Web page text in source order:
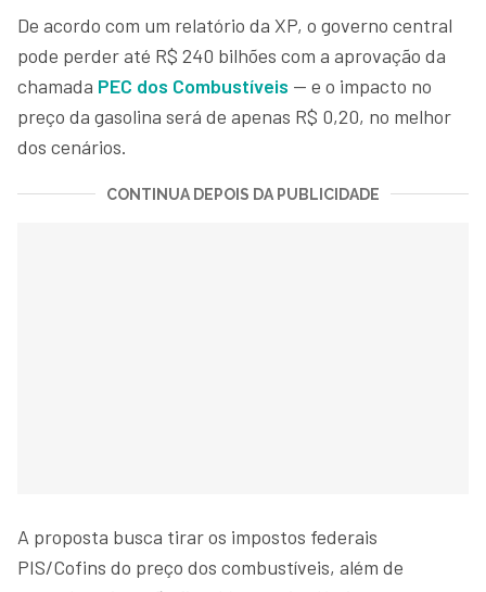
De acordo com um relatório da XP, o governo central
pode perder até R$ 240 bilhões com a aprovação da
chamada PEC dos Combustíveis — e o impacto no
preço da gasolina será de apenas R$ 0,20, no melhor
dos cenários.
CONTINUA DEPOIS DA PUBLICIDADE
A proposta busca tirar os impostos federais
PIS/Cofins do preço dos combustíveis, além de